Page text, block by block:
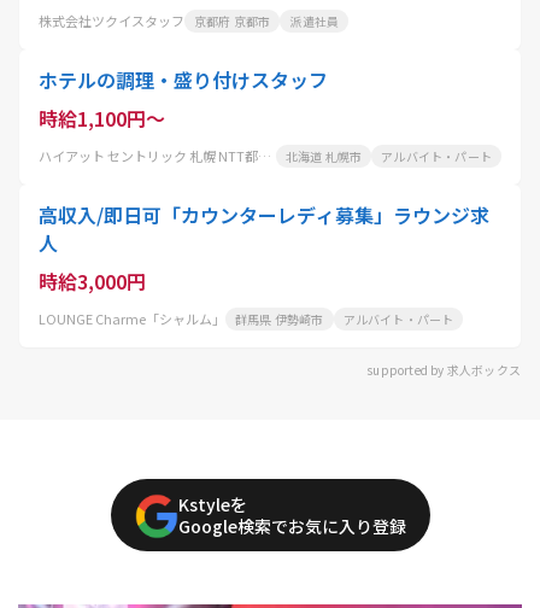
株式会社ツクイスタッフ 京都府 京都市 派遣社員
ホテルの調理・盛り付けスタッフ
時給1,100円～
ハイアット セントリック 札幌 NTT都市開発ホテルマネジメント株式会社 北海道 札幌市 アルバイト・パート
高収入/即日可「カウンターレディ募集」ラウンジ求
人
時給3,000円
LOUNGE Charme「シャルム」 群馬県 伊勢崎市 アルバイト・パート
supported by 求人ボックス
Kstyleを
Google検索でお気に入り登録